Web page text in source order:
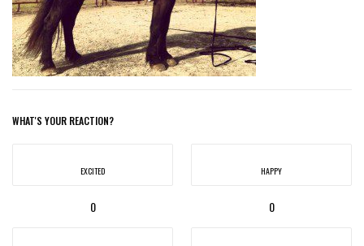
WHAT'S YOUR REACTION?
EXCITED
0
HAPPY
0